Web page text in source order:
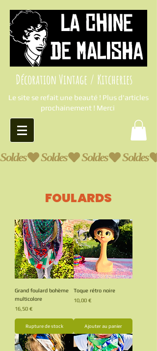
Décoration Vintage / Kitcheries
Le site se refait une beauté ! Plus d'articles
prochainement ! Merci
Soldes
FOULARDS
Grand foulard bohème
multicolore
Prix
16,50 €
Rupture de stock
Toque rétro noire
Prix
10,00 €
Ajouter au panier